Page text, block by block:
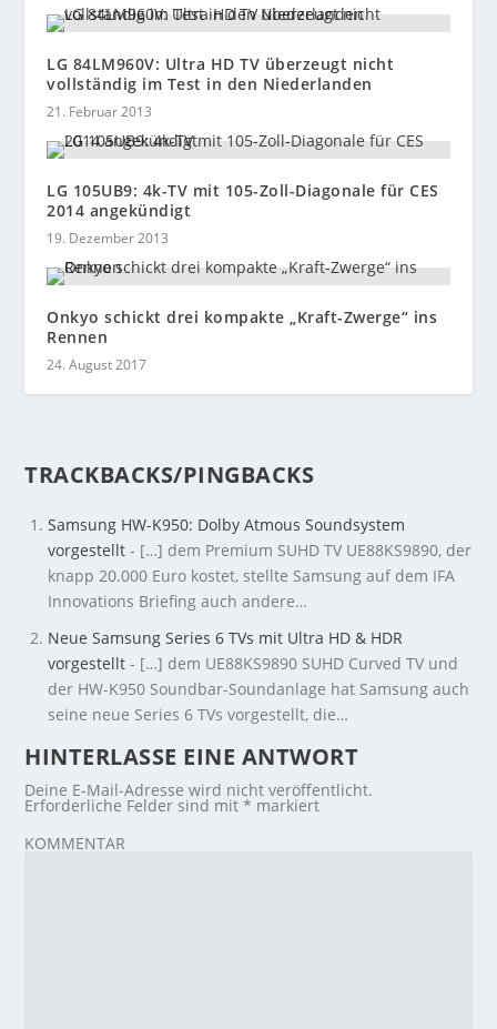
LG 84LM960V: Ultra HD TV überzeugt nicht
vollständig im Test in den Niederlanden
21. Februar 2013
LG 105UB9: 4k-TV mit 105-Zoll-Diagonale für CES
2014 angekündigt
19. Dezember 2013
Onkyo schickt drei kompakte „Kraft-Zwerge“ ins
Rennen
24. August 2017
TRACKBACKS/PINGBACKS
Samsung HW-K950: Dolby Atmous Soundsystem
vorgestellt - […] dem Premium SUHD TV UE88KS9890, der
knapp 20.000 Euro kostet, stellte Samsung auf dem IFA
Innovations Briefing auch andere…
Neue Samsung Series 6 TVs mit Ultra HD & HDR
vorgestellt - […] dem UE88KS9890 SUHD Curved TV und
der HW-K950 Soundbar-Soundanlage hat Samsung auch
seine neue Series 6 TVs vorgestellt, die…
HINTERLASSE EINE ANTWORT
Deine E-Mail-Adresse wird nicht veröffentlicht.
Erforderliche Felder sind mit* markiert
KOMMENTAR